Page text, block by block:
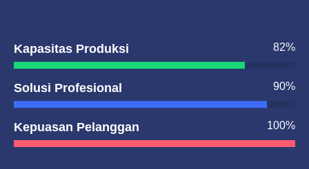
Kapasitas Produksi 82%
Solusi Profesional 90%
Kepuasan Pelanggan 100%